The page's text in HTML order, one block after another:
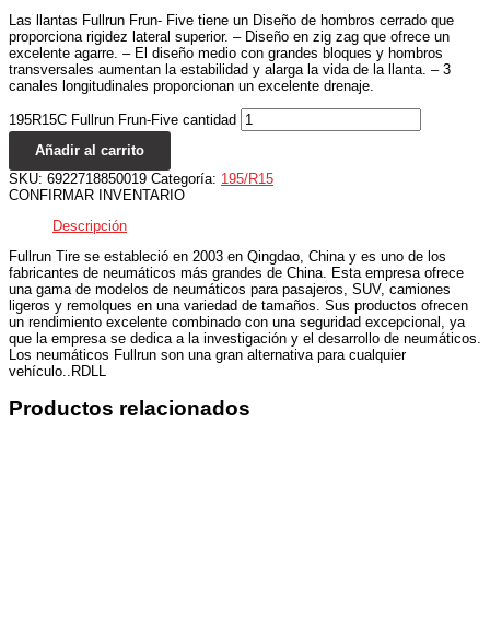
Las llantas Fullrun Frun- Five tiene un Diseño de hombros cerrado que
proporciona rigidez lateral superior. – Diseño en zig zag que ofrece un
excelente agarre. – El diseño medio con grandes bloques y hombros
transversales aumentan la estabilidad y alarga la vida de la llanta. – 3
canales longitudinales proporcionan un excelente drenaje.
195R15C Fullrun Frun-Five cantidad
Añadir al carrito
SKU: 6922718850019 Categoría: 195/R15
CONFIRMAR INVENTARIO
Descripción
Fullrun Tire se estableció en 2003 en Qingdao, China y es uno de los
fabricantes de neumáticos más grandes de China. Esta empresa ofrece
una gama de modelos de neumáticos para pasajeros, SUV, camiones
ligeros y remolques en una variedad de tamaños. Sus productos ofrecen
un rendimiento excelente combinado con una seguridad excepcional, ya
que la empresa se dedica a la investigación y el desarrollo de neumáticos.
Los neumáticos Fullrun son una gran alternativa para cualquier
vehículo..RDLL
Productos relacionados